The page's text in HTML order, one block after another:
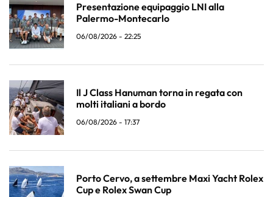
Presentazione equipaggio LNI alla
Palermo-Montecarlo
06/08/2026 - 22:25
Il J Class Hanuman torna in regata con
molti italiani a bordo
06/08/2026 - 17:37
Porto Cervo, a settembre Maxi Yacht Rolex
Cup e Rolex Swan Cup